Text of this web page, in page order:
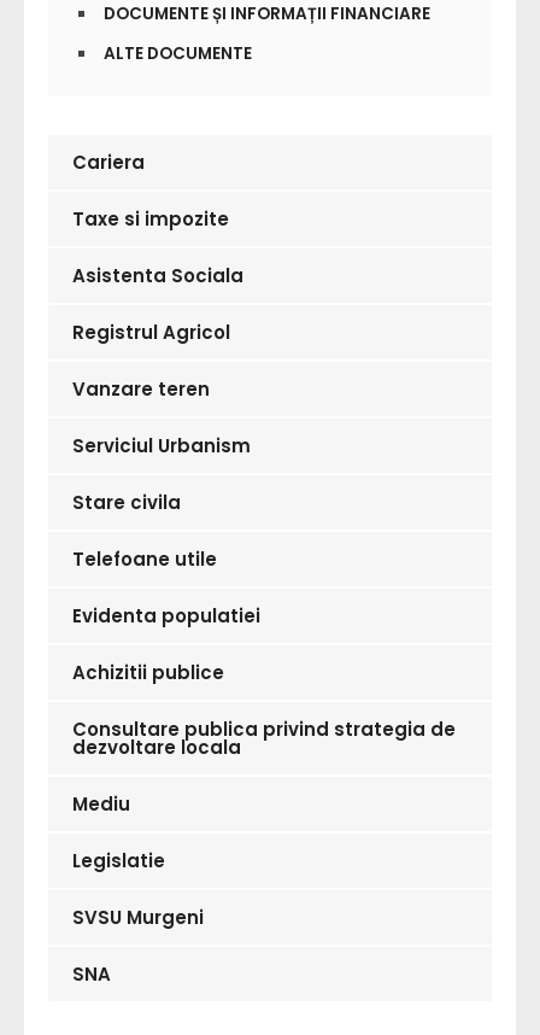
DOCUMENTE ȘI INFORMAȚII FINANCIARE
ALTE DOCUMENTE
Cariera
Taxe si impozite
Asistenta Sociala
Registrul Agricol
Vanzare teren
Serviciul Urbanism
Stare civila
Telefoane utile
Evidenta populatiei
Achizitii publice
Consultare publica privind strategia de
dezvoltare locala
Mediu
Legislatie
SVSU Murgeni
SNA